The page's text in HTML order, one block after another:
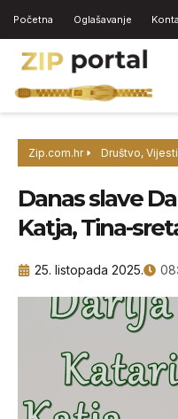
Početna Oglašavanje
Zip.com.hr Društvo, Vijesti
Danas slave
Katja, Tina-
25. listopada 2025.